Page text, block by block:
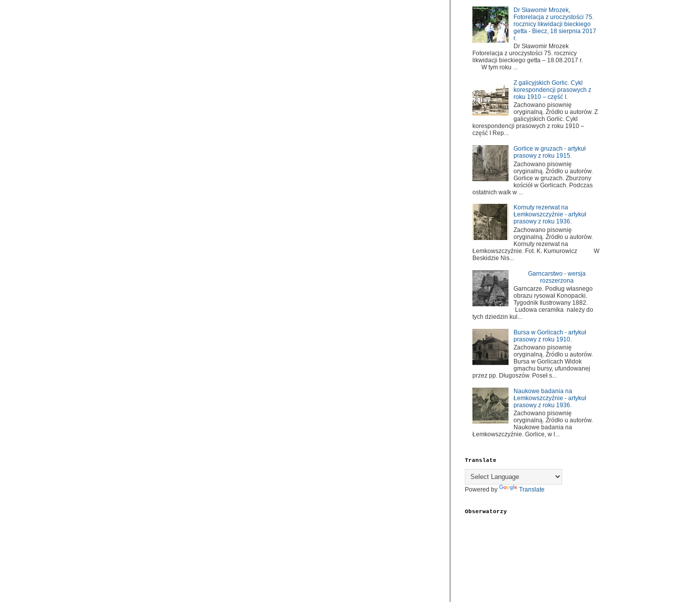
Dr Sławomir Mrozek,
Fotorelacja z uroczystości 75.
rocznicy likwidacji bieckiego
getta - Biecz, 18 sierpnia 2017
r.
Dr Sławomir Mrozek
Fotorelacja z uroczystości 75. rocznicy
likwidacji bieckiego getta – 18.08.2017 r.
W tym roku ...
Z galicyjskich Gorlic. Cykl
korespondencji prasowych z
roku 1910 – część I.
Zachowano pisownię
oryginalną. Źródło u autorów. Z
galicyjskich Gorlic. Cykl
korespondencji prasowych z roku 1910 –
część I Rep...
Gorlice w gruzach - artykuł
prasowy z roku 1915.
Zachowano pisownię
oryginalną. Źródło u autorów.
Gorlice w gruzach. Zburzony
kościół w Gorlicach. Podczas
ostatnich walk w ...
Kornuty rezerwat na
Łemkowszczyźnie - artykuł
prasowy z roku 1936.
Zachowano pisownię
oryginalną. Źródło u autorów.
Kornuty rezerwat na
Łemkowszczyźnie. Fot. K. Kumurowicz W
Beskidzie Nis...
Garncarstwo - wersja
rozszerzona
Garncarze. Podług własnego
obrazu rysował Konopacki.
Tygodnik Ilustrowany 1882.
Ludowa ceramika należy do
tych dziedzin kul...
Bursa w Gorlicach - artykuł
prasowy z roku 1910.
Zachowano pisownię
oryginalną. Źródło u autorów.
Bursa w Gorlicach Widok
gmachu bursy, ufundowanej
przez pp. Długoszów. Poseł s...
Naukowe badania na
Łemkowszczyźnie - artykuł
prasowy z roku 1936.
Zachowano pisownię
oryginalną. Źródło u autorów.
Naukowe badania na
Łemkowszczyźnie. Gorlice, w l...
Translate
Powered by Translate
Obserwatorzy